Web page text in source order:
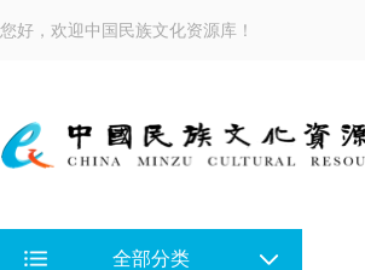
您好，欢迎中国民族文化资源库！
全部分类